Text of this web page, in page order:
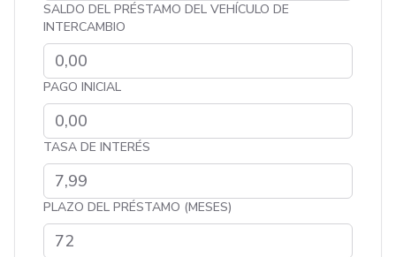
SALDO DEL PRÉSTAMO DEL VEHÍCULO DE
INTERCAMBIO
PAGO INICIAL
TASA DE INTERÉS
PLAZO DEL PRÉSTAMO (MESES)